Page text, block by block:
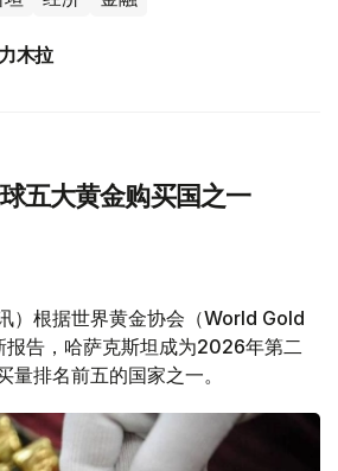
木拉
五大黄金购买国之一
）根据世界黄金协会（World Gold
告，哈萨克斯坦成为2026年第二
量排名前五的国家之一。